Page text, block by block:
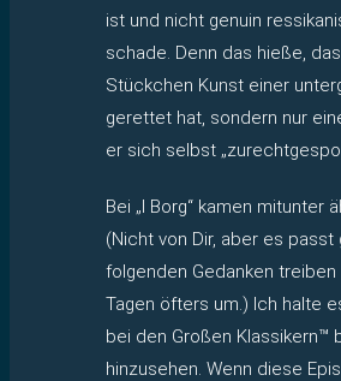
ist und nicht genuin
schade. Denn das hieße,
Stückchen Kunst einer
gerettet hat, sondern nur
er sich selbst
Bei „I Borg“ kamen mitunter
(Nicht von Dir, aber es
folgenden Gedanken
Tagen öfters um.) Ich halte
bei den Großen Klassikern™
hinzusehen. Wenn diese